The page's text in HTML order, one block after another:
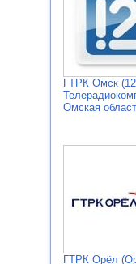
ГТРК Омск
Омская
ГТРК Орёл